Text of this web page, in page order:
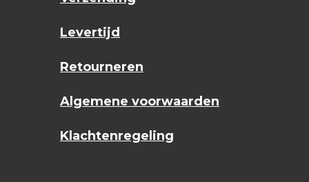
Levertijd
Retourneren
Algemene voorwaarden
Klachtenregeling